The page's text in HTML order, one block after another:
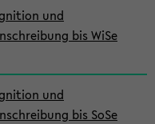
und
bis WiSe
und
bis SoSe